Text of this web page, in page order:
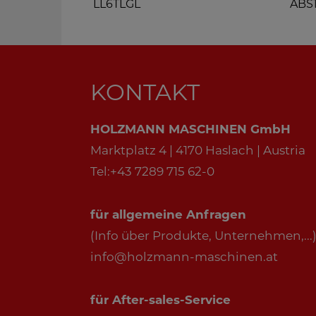
LL6TLGL
KONTAKT
HOLZMANN MASCHINEN GmbH
Marktplatz 4 | 4170 Haslach | Austria
Tel:+43 7289 715 62-0
für allgemeine Anfragen
(Info über Produkte,
info@holzmann-maschinen.at
für After-sales-Service